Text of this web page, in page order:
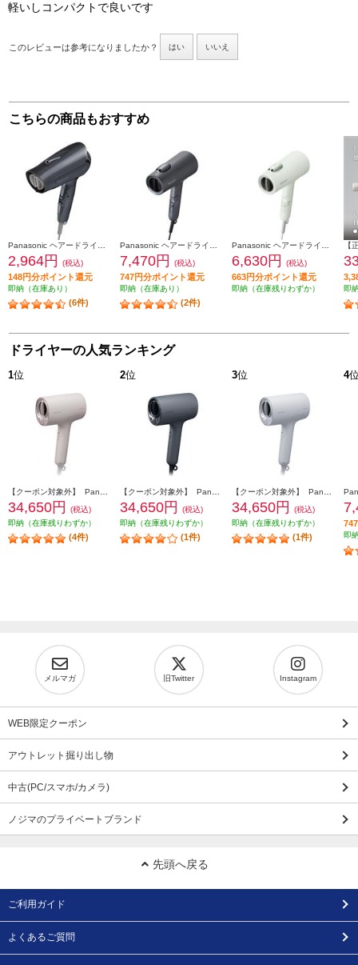
軽いしコンパクトで良いです
このレビューは参考になりましたか？ はい いいえ
こちらの商品もおすすめ
2,964円 (税込)
148円分ポイント還元
即納（在庫あり）
(6件)
7,470円 (税込)
747円分ポイント還元
即納（在庫あり）
(2件)
6,630円 (税込)
663円分ポイント還元
即納（在庫残りわずか） 即
ドライヤーの人気ランキング
1位
34,650円
(税込)
即納（在庫残りわずか）
(4件)
2位
34,650円
(税込)
即納（在庫残りわずか）
(1件)
3位
34,650円
(税込)
即納（在庫残りわずか）
(1件)
4
即
メルマガ 旧Twitter Instagram
WEB限定クーポン
アウトレット掘り出し物
中古(PC/スマホ/カメラ)
ノジマのプライベートブランド
先頭へ戻る
ご利用ガイド
よくあるご質問